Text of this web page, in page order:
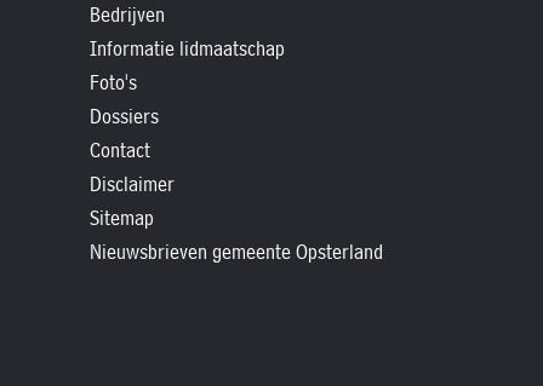
Bedrijven
Informatie lidmaatschap
Foto's
Dossiers
Contact
Disclaimer
Sitemap
Nieuwsbrieven gemeente Opsterland
Dossiers
Contact
Nieuwsbrieven
gemeente
Opsterland